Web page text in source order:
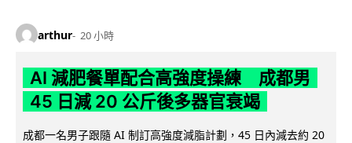
arthur 20 小時
AI 減肥餐單配合高強度操練 成都男
45 日減 20 公斤後多器官衰竭
成都一名男子跟隨 AI 制訂高強度減脂計劃，45 日內減去約 20